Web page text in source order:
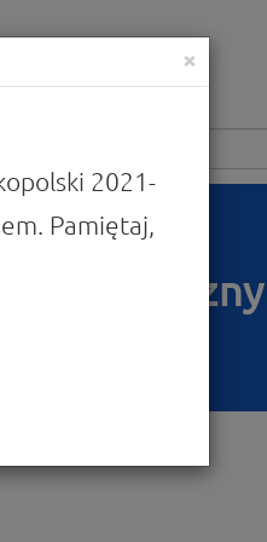
×
2021-
Pamiętaj,